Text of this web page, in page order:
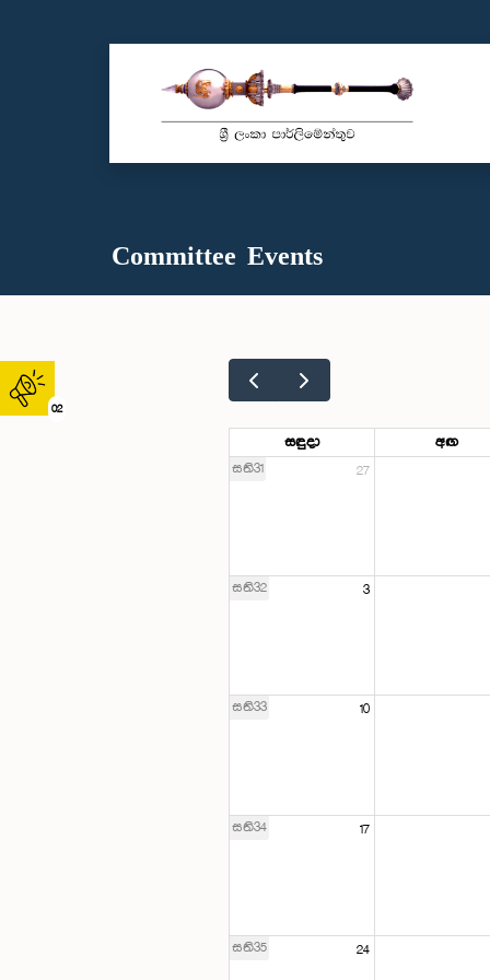
02
Committee Events
සඳුදා අඟ
සති31 27
සති32 3
සති33 10
සති34 17
සති35 24